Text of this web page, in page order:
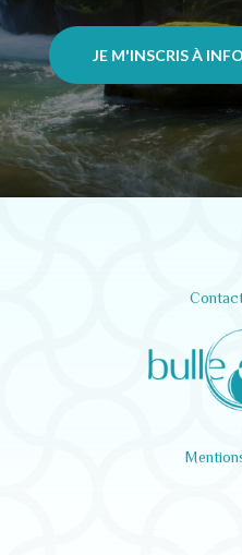
JE M'INSCRIS À